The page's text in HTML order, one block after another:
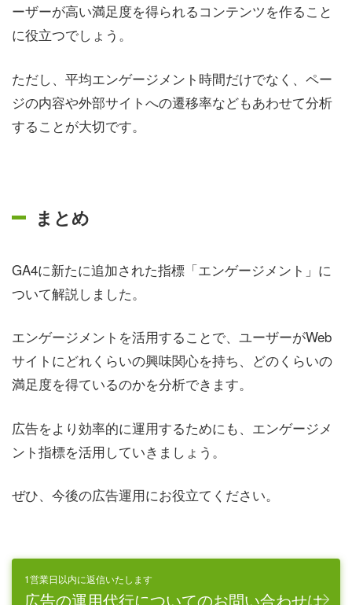
ーザーが高い満足度を得られるコンテンツを作ること
に役立つでしょう。
ただし、平均エンゲージメント時間だけでなく、ペー
ジの内容や外部サイトへの遷移率などもあわせて分析
することが大切です。
まとめ
GA4に新たに追加された指標「エンゲージメント」に
ついて解説しました。
エンゲージメントを活用することで、ユーザーがWeb
サイトにどれくらいの興味関心を持ち、どのくらいの
満足度を得ているのかを分析できます。
広告をより効率的に運用するためにも、エンゲージメ
ント指標を活用していきましょう。
ぜひ、今後の広告運用にお役立てください。
1営業日以内に返信いたします
広告の運用代行についてのお問い合わせは